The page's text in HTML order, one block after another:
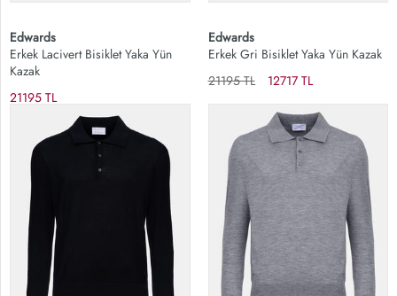
Edwards
Erkek Lacivert Bisiklet Yaka Yün
Kazak
21195 TL
Edwards
Erkek Gri Bisiklet Yaka Yün Kazak
21195 TL
12717 TL